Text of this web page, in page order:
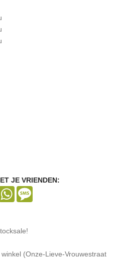
JE VRIENDEN:
WhatsApp
(Onze-Lieve-Vrouwestraat